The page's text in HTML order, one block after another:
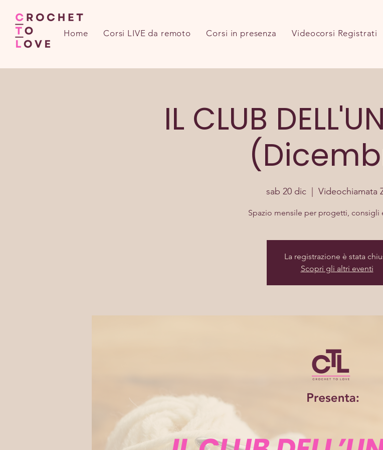
Home Corsi LIVE da remoto Corsi in presenza Videocorsi Registrati
IL CLUB
sab 20 dic
  |
Videochiamata
Spazio mensile per progetti, consigli
La registrazione è stata
Scopri gli altri eventi